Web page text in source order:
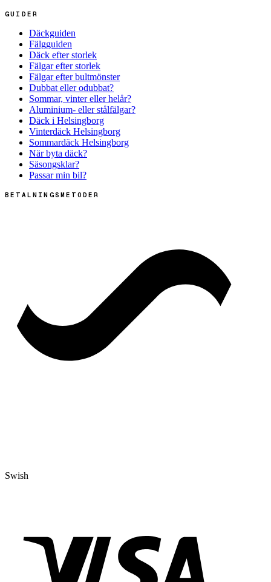
GUIDER
Däckguiden
Fälgguiden
Däck efter storlek
Fälgar efter storlek
Fälgar efter bultmönster
Dubbat eller odubbat?
Sommar, vinter eller helår?
Aluminium- eller stålfälgar?
Däck i Helsingborg
Vinterdäck Helsingborg
Sommardäck Helsingborg
När byta däck?
Säsongsklar?
Passar min bil?
BETALNINGSMETODER
Swish